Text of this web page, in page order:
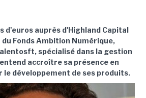
d'euros auprès d'Highland Capital
Fonds Ambition Numérique,
spécialisé dans la gestion
accroître sa présence en
le développement de ses produits.